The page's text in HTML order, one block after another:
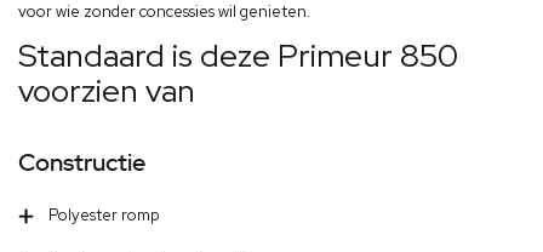
voor wie zonder concessies wil genieten.
Standaard is deze Primeur 850
voorzien van
Constructie
Polyester romp